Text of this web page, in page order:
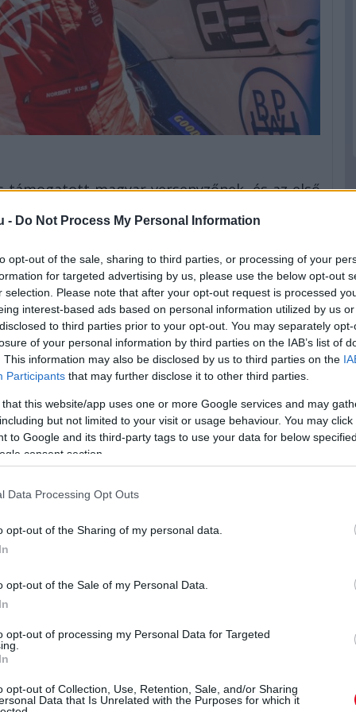
- Do Not Process My Personal Information
opt-out of the sale, sharing to third parties, or processing of your
for targeted advertising by us, please use the below opt-out
selection. Please note that after your opt-out request is processed
interest-based ads based on personal information utilized by us
to third parties prior to your opt-out. You may separately
of your personal information by third parties on the IAB’s list of
This information may also be disclosed by us to third parties on the
Participants that may further disclose it to other third parties.
that this website/app uses one or more Google services and may
but not limited to your visit or usage behaviour. You may
to Google and its third-party tags to use your data for below
consent section.
Data Processing Opt Outs
opt-out of the Sharing of my personal data.
opt-out of the Sale of my Personal Data.
opt-out of processing my Personal Data for Targeted
opt-out of Collection, Use, Retention, Sale, and/or Sharing
Data that Is Unrelated with the Purposes for which it
magyar versenyzőnek, és az első
győzött az első futamban. A második
Albacete ért célba.
figyelnem kellett az első féktávon, hogy ne
építgettem az előnyömet. Nagyon jól
arattunk” – mondta a leintés után Kiss
indulhatott a 2022-es Európa-bajnok,
a magyar pilóta. Az élen Kursim,
meglépni, de az első hét 4 másodpercen
a 6. helyen féltávnál. A 9. körben aztán
riválisát, és feljött az 5. helyre Lenz mögé.
az 1-es rajtszámú magyar kamiont
a magyar pilóta, és megszerezte
hogy egy versenyző minden időmérőn